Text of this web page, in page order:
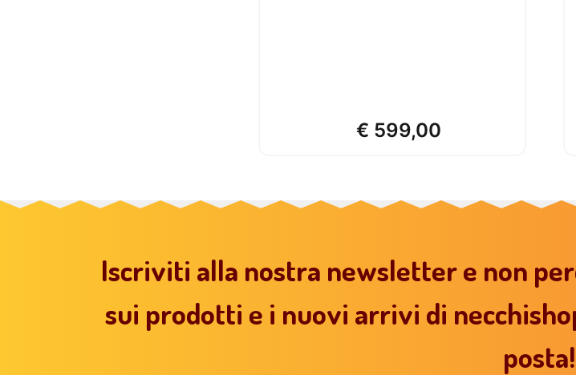
€ 599,00
Iscriviti alla nostra newsletter e non
sui prodotti e i nuovi arrivi di
posta!